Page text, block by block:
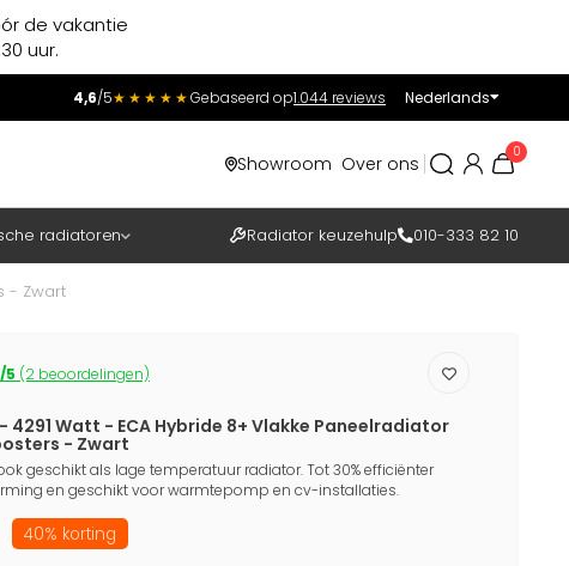
de vakantie
uur.
4,6/5★★★★★Gebaseerd op1.044 reviews Nederlands
Showroom Over ons
0
radiatoren Radiator keuzehulp 010-333 82 10
- Zwart
5 (2 beoordelingen)
4291 Watt - ECA Hybride 8+ Vlakke Paneelradiator
- Zwart
geschikt als lage temperatuur radiator. Tot 30% efficiënter
en geschikt voor warmtepomp en cv-installaties.
40% korting